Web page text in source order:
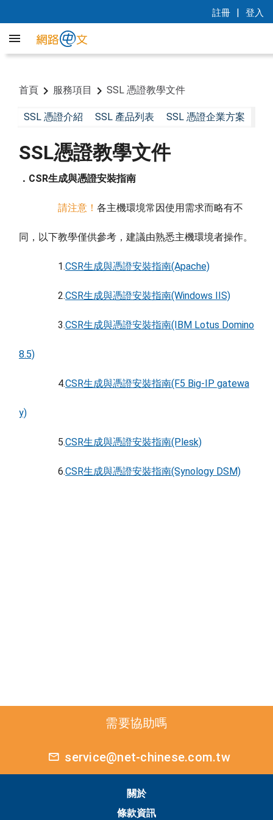
註冊 | 登入
首頁 服務項目 SSL 憑證教學文件
SSL 憑證介紹 SSL 產品列表 SSL 憑證企業方案
SSL憑證教學文件
．CSR生成與憑證安裝指南
請注意！ 各主機環境常因使用需求而略有不
同，以下教學僅供參考，建議由熟悉主機環境者操作。
1.CSR生成與憑證安裝指南(Apache)
2.CSR生成與憑證安裝指南(Windows IIS)
3.CSR生成與憑證安裝指南(IBM Lotus Domino
8.5)
4.CSR生成與憑證安裝指南(F5 Big-IP gatewa
y)
5.CSR生成與憑證安裝指南(Plesk)
6.CSR生成與憑證安裝指南(Synology DSM)
需要協助嗎
service@net-chinese.com.tw
關於
條款資訊